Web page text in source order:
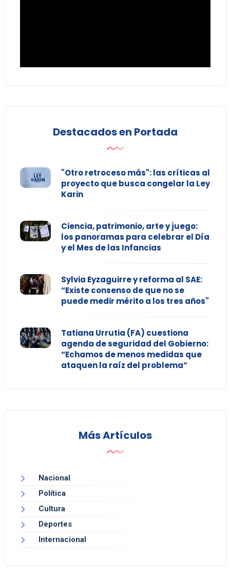
Destacados en Portada
"Otro retroceso más": las críticas al
proyecto que busca congelar la Ley
Karin
Ciencia, patrimonio, arte y juego:
los panoramas para celebrar el Día
y el Mes de las Infancias
Sylvia Eyzaguirre y reforma al SAE:
“Existe consenso de que no se
puede medir mérito a los tres años"
Tatiana Urrutia (FA) cuestiona
agenda de seguridad del Gobierno:
“Echamos de menos medidas que
ataquen la raíz del problema”
Más Artículos
Nacional
Política
Cultura
Deportes
Internacional